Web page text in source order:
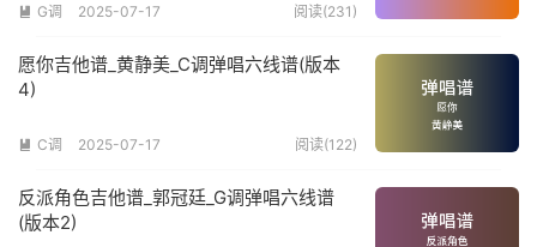
 G调 2025-07-17 阅读(231)
愿你吉他谱_黄静美_C调弹唱六线谱(版本
4)
 C调 2025-07-17 阅读(122)
反派角色吉他谱_郭冠廷_G调弹唱六线谱
(版本2)